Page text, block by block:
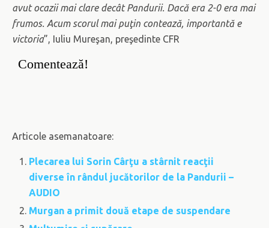
avut ocazii mai clare decât Pandurii. Dacă era 2-0 era mai
frumos. Acum scorul mai puţin contează, importantă e
victoria”, Iuliu Mureşan, preşedinte CFR
Comentează!
Articole asemanatoare:
Plecarea lui Sorin Cârţu a stârnit reacţii
diverse în rândul jucătorilor de la Pandurii –
AUDIO
Murgan a primit două etape de suspendare